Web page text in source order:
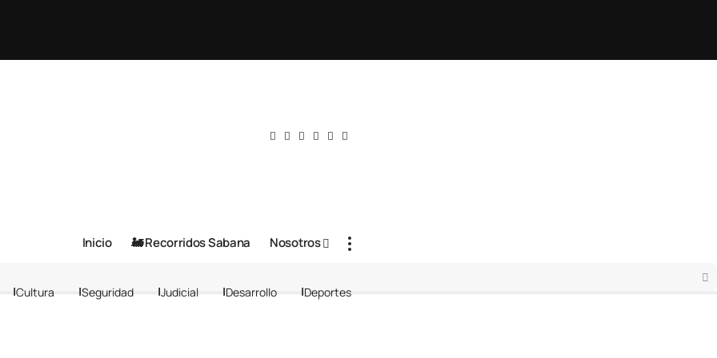
Inicio 🚂 Recorridos Sabana Nosotros
Cultura Seguridad Judicial Desarrollo Deportes